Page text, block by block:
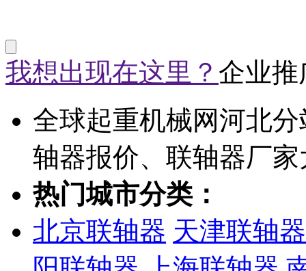
我想出现在这里？ 企业推
全球起重机械网河北
轴器报价、联轴器厂
热门城市分类：
北京联轴器 天津联轴器